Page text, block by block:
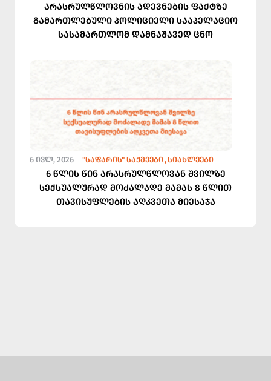
არასრულწლოვნის ადევნების ფაქტზე
გამართლებული პოლიციელი სააპელაციო
სასამართლომ დამნაშავედ ცნო
6 ᲘᲕᲚ, 2026 "ᲡᲐᲤᲐᲠᲘᲡ" ᲡᲐᲥᲛᲔᲔᲑᲘ ᲡᲘᲐᲮᲚᲔᲔᲑᲘ
6 წლის წინ არასრულწლოვან შვილზე
სექსუალურად მოძალადე მამას 8 წლით
თავისუფლების აღკვეთა მიესაჯა